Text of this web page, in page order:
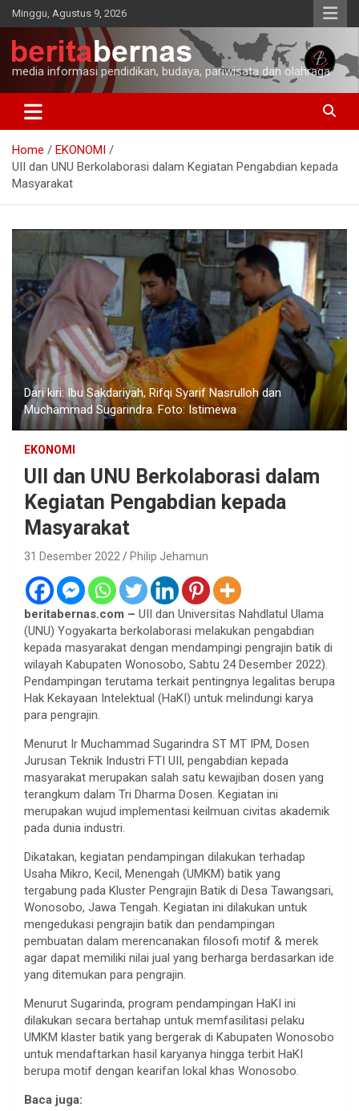
Skip
to
content
Minggu, Agustus 9, 2026
media informasi pendidikan, budaya, pariwisata dan olahraga
Home
EKONOMI
UII dan UNU Berkolaborasi dalam Kegiatan Pengabdian kepada
Masyarakat
Dari kiri: Ibu Sakdariyah, Rifqi Syarif Nasrulloh dan
Muchammad Sugarindra. Foto: Istimewa
EKONOMI
UII dan UNU Berkolaborasi dalam
Kegiatan Pengabdian kepada
Masyarakat
31 Desember 2022 Philip Jehamun
beritabernas.com – UII dan Universitas Nahdlatul Ulama
(UNU) Yogyakarta berkolaborasi melakukan pengabdian
kepada masyarakat dengan mendampingi pengrajin batik di
wilayah Kabupaten Wonosobo, Sabtu 24 Desember 2022).
Pendampingan terutama terkait pentingnya legalitas berupa
Hak Kekayaan Intelektual (HaKI) untuk melindungi karya
para pengrajin.
Menurut Ir Muchammad Sugarindra ST MT IPM, Dosen
Jurusan Teknik Industri FTI UII, pengabdian kepada
masyarakat merupakan salah satu kewajiban dosen yang
terangkum dalam Tri Dharma Dosen. Kegiatan ini
merupakan wujud implementasi keilmuan civitas akademik
pada dunia industri.
Dikatakan, kegiatan pendampingan dilakukan terhadap
Usaha Mikro, Kecil, Menengah (UMKM) batik yang
tergabung pada Kluster Pengrajin Batik di Desa Tawangsari,
Wonosobo, Jawa Tengah. Kegiatan ini dilakukan untuk
mengedukasi pengrajin batik dan pendampingan
pembuatan dalam merencanakan filosofi motif & merek
agar dapat memiliki nilai jual yang berharga berdasarkan ide
yang ditemukan para pengrajin.
Menurut Sugarinda, program pendampingan HaKI ini
dilakukan secara bertahap untuk memfasilitasi pelaku
UMKM klaster batik yang bergerak di Kabupaten Wonosobo
untuk mendaftarkan hasil karyanya hingga terbit HaKI
berupa motif dengan kearifan lokal khas Wonosobo.
Baca juga: